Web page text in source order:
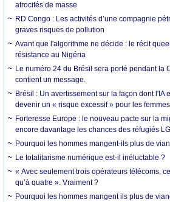
atrocités de masse
RD Congo : Les activités d’une compagnie
graves risques de pollution
Avant que l'algorithme ne décide : le récit
résistance au Nigéria
Le numéro 24 du Brésil sera porté pendant la
contient un message.
Brésil : Un avertissement sur la façon dont l'IA
devenir un « risque excessif » pour les
Forteresse Europe : le nouveau pacte sur la
encore davantage les chances des réfugiés
Pourquoi les hommes mangent-ils plus de
Le totalitarisme numérique est-il inéluctable ?
« Avec seulement trois opérateurs télécoms,
qu’à quatre ». Vraiment ?
Pourquoi les hommes mangent ils plus de